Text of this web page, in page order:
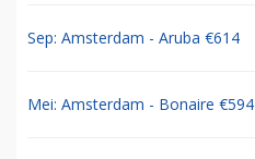
Sep: Amsterdam - Aruba €614
Mei: Amsterdam - Bonaire €594